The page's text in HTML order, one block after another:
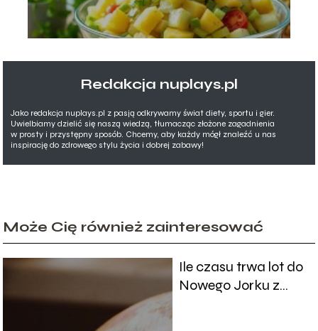
Redakcja nuplays.pl
Jako redakcja nuplays.pl z pasją odkrywamy świat diety, sportu i gier.
Uwielbiamy dzielić się naszą wiedzą, tłumacząc złożone zagadnienia
w prosty i przystępny sposób. Chcemy, aby każdy mógł znaleźć u nas
inspirację do zdrowego stylu życia i dobrej zabawy!
Może Cię również zainteresować
Ile czasu trwa lot do
Nowego Jorku z